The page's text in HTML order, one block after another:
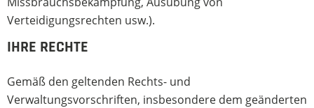
Verteidigungsrechten usw.).
IHRE RECHTE
Gemäß den geltenden Rechts- und
Verwaltungsvorschriften, insbesondere dem geänderten